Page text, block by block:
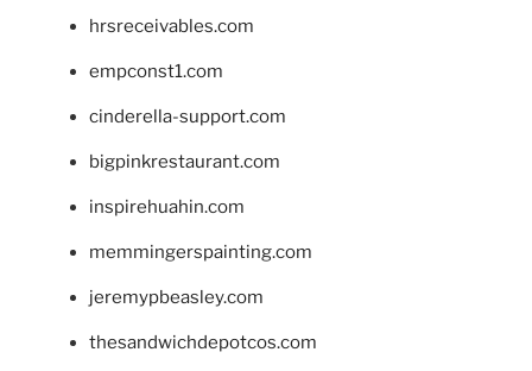
hrsreceivables.com
empconst1.com
cinderella-support.com
bigpinkrestaurant.com
inspirehuahin.com
memmingerspainting.com
jeremypbeasley.com
thesandwichdepotcos.com